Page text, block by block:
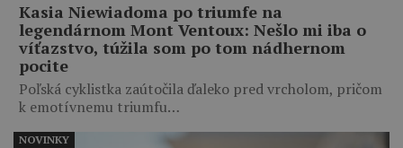
Kasia Niewiadoma po triumfe na
legendárnom Mont Ventoux: Nešlo mi iba o
víťazstvo, túžila som po tom nádhernom
pocite
Poľská cyklistka zaútočila ďaleko pred vrcholom, pričom
k emotívnemu triumfu…
NOVINKY